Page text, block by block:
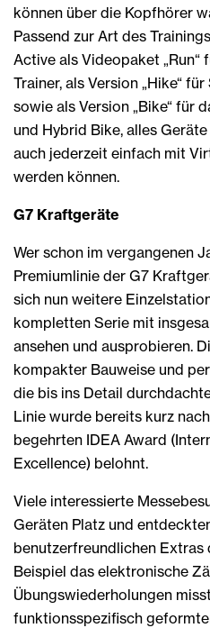
können über die Kopfhörer
Passend zur Art des
Active als Videopaket „Run“
Trainer, als Version „Hike“
sowie als Version „Bike“ für
und Hybrid Bike, alles
auch jederzeit einfach mit
werden können.
G7 Kraftgeräte
Wer schon im vergangenen
Premiumlinie der G7
sich nun weitere
kompletten Serie mit
ansehen und ausprobieren.
kompakter Bauweise und
die bis ins Detail
Linie wurde bereits kurz
begehrten IDEA Award
Excellence) belohnt.
Viele interessierte
Geräten Platz und
benutzerfreundlichen Extras
Beispiel das elektronische
Übungswiederholungen
funktionsspezifisch